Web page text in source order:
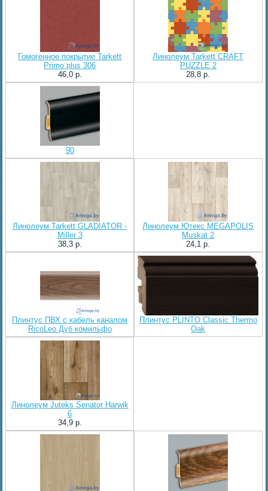
Гомогенное покрытие Tarkett
Primo plus 306
46,0 p.
Линолеум Tarkett CRAFT
PUZZLE 2
28,8 p.
90
Линолеум Tarkett GLADIATOR -
Miller 3
38,3 p.
Линолеум Ютекс MEGAPOLIS
Muskat 2
24,1 p.
Плинтус ПВХ с кабель каналом
RicoLeo Дуб комильфо
Плинтус PLINTO Classic Thermo
Oak
Линолеум Juteks Senator Harwik
6
34,9 p.